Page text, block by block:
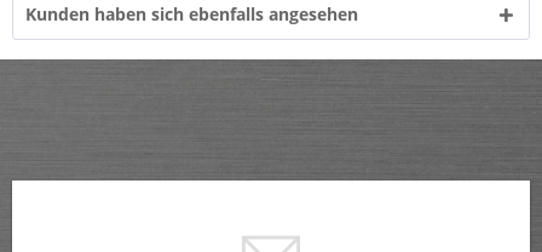
Kunden haben sich ebenfalls angesehen